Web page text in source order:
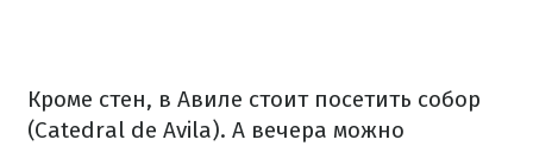
Кроме стен, в Авиле стоит посетить собор
(Catedral de Avila). А вечера можно